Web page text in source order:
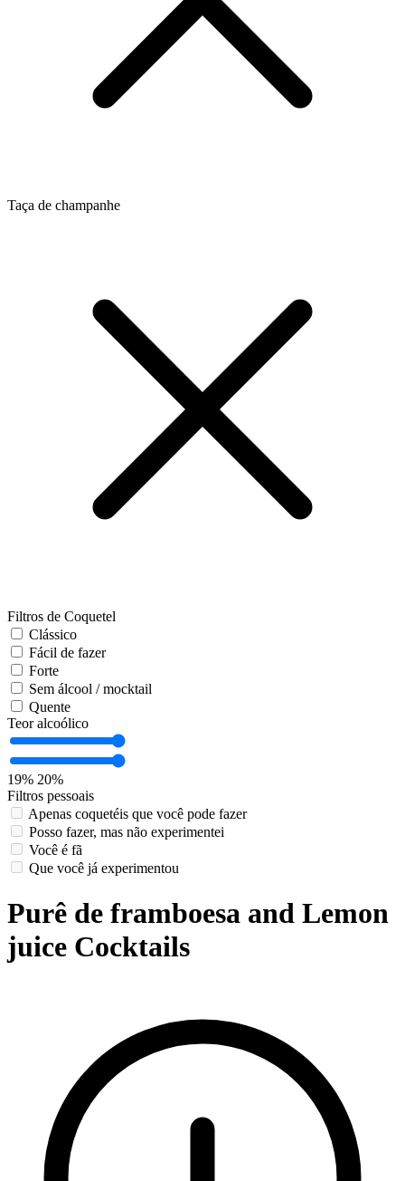
Taça de champanhe
Filtros de Coquetel
Clássico
Fácil de fazer
Forte
Sem álcool / mocktail
Quente
Teor alcoólico
19% 20%
Filtros pessoais
Apenas coquetéis que você pode fazer
Posso fazer, mas não experimentei
Você é fã
Que você já experimentou
Purê de framboesa and Lemon
juice Cocktails